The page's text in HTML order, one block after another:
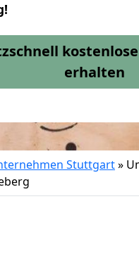
erhalten
Stuttgart»